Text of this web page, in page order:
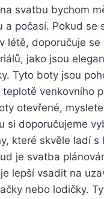
svatbu bychom
a počasí. Pokud se
létě, doporučuje
jako jsou
Tyto boty jsou
teplotě venkovního
otevřené,
si doporučujeme‌
které skvěle ladí s
je svatba
lepší⁤ vsadit na
nebo‌ lodičky.​